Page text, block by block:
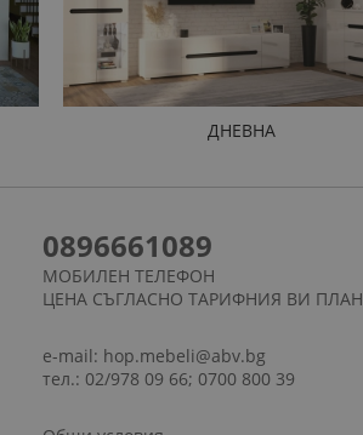
ДНЕВНА
0896661089
МОБИЛЕН ТЕЛЕФОН
ЦЕНА СЪГЛАСНО ТАРИФНИЯ ВИ ПЛАН
e-mail: hop.mebeli@abv.bg
тел.: 02/978 09 66; 0700 800 39